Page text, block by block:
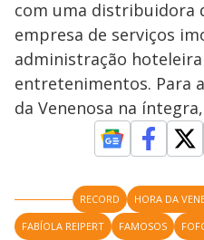
com uma distribuidora
empresa de serviços
administração
entretenimentos. Para
da Venenosa na
RECORD HORA DA
FABÍOLA REIPERT
FAMOSOS